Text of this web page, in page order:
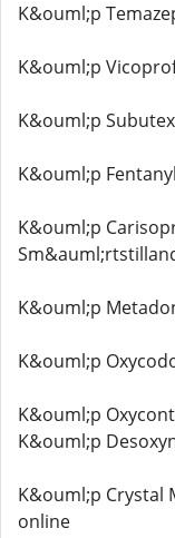
K&ouml;p
K&ouml;p
K&ouml;p
K&ouml;p
K&ouml;p
K&ouml;p
K&ouml;p
K&ouml;p
K&ouml;p
K&ouml;p Crystal
online